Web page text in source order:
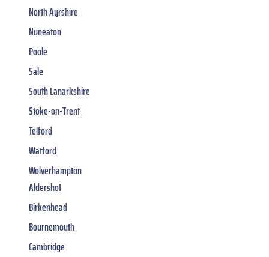
North Ayrshire
Nuneaton
Poole
Sale
South Lanarkshire
Stoke-on-Trent
Telford
Watford
Wolverhampton
Aldershot
Birkenhead
Bournemouth
Cambridge